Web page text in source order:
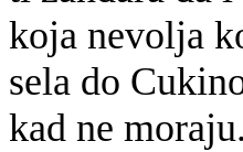
koja nevolja
sela do
kad ne